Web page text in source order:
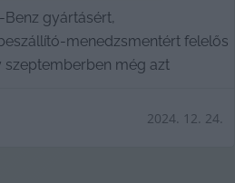
gyártásért,
menedzsmentért felelős
még azt
2024. 12. 24.